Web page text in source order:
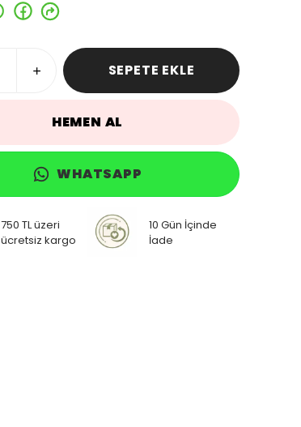
SEPETE EKLE
HEMEN AL
WHATSAPP
750 TL üzeri
ücretsiz kargo
10 Gün İçinde
İade